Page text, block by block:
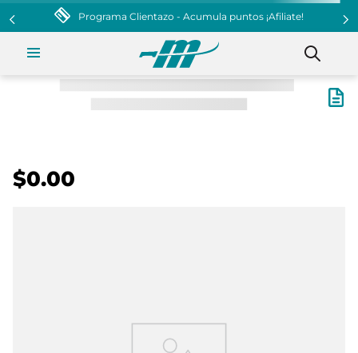
Programa Clientazo - Acumula puntos ¡Afiliate!
$0.00